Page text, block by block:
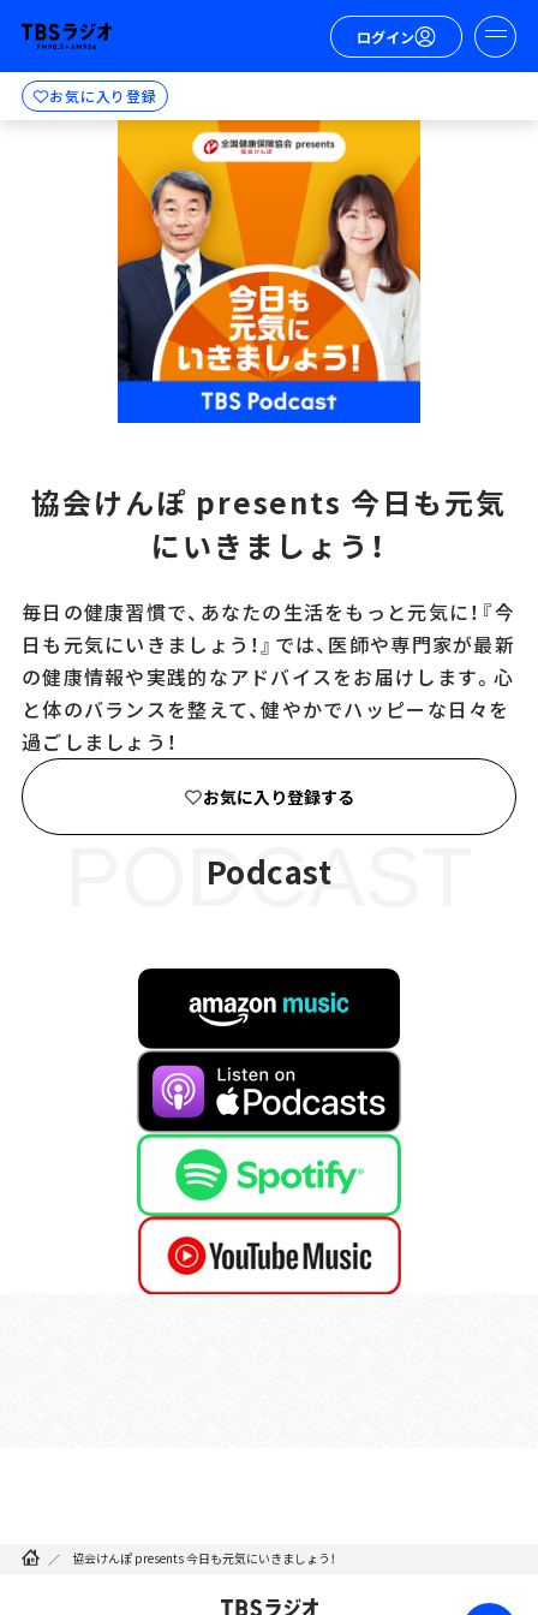
ログイン
お気に入り登録
協会けんぽ presents 今日も元気
にいきましょう！
毎日の健康習慣で、あなたの生活をもっと元気に！『今
日も元気にいきましょう！』では、医師や専門家が最新
の健康情報や実践的なアドバイスをお届けします。心
と体のバランスを整えて、健やかでハッピーな日々を
過ごしましょう！
お気に入り登録する
Podcast
PODCAST
協会けんぽ presents 今日も元気にいきましょう！